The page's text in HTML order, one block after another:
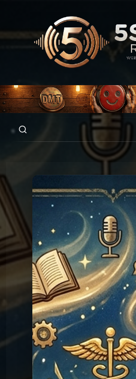
00:00
Les réponses du Graal
Graal 124 - Femme
Les réponses du
Graal
Les réponses du
Graal
Les réponses du Graal